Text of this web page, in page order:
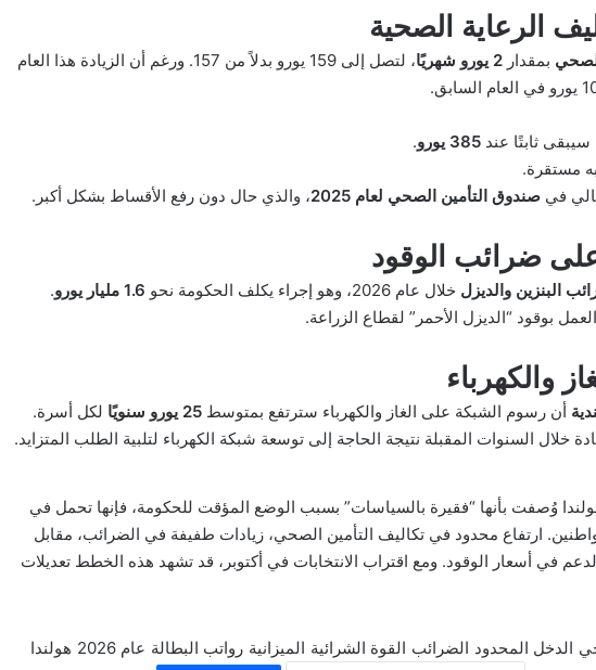
الرعاية الصحية
بمقدار 2 يورو شهريًا
، لتصل إلى 159 يورو بدلاً من 157. ورغم أن الزيادة هذا العام
سيبقى ثابتًا عند 385 يورو
.
مستقرة.
في صندوق التأمين الصحي لعام 2025 ، والذي حال دون رفع الأقساط بشكل أكبر.
ضرائب الوقود
البنزين والديزل خلال عام 2026، وهو إجراء يكلف الحكومة نحو 1.6 مليار يورو
.
بوقود “الديزل الأحمر” لقطاع الزراعة.
والكهرباء
أن رسوم الشبكة على الغاز والكهرباء سترتفع بمتوسط 25 يورو سنويًا
لكل أسرة.
خلال السنوات المقبلة نتيجة الحاجة إلى توسعة شبكة الكهرباء لتلبية الطلب المتزايد.
من أن ميزانية 2026 في هولندا وُصفت بأنها “فقيرة بالسياسات” بسبب الوضع المؤقت للحكومة، فإنها تحمل في
ارتفاع محدود في تكاليف التأمين الصحي، زيادات طفيفة في الضرائب، مقابل
في أسعار الوقود. ومع اقتراب الانتخابات في أكتوبر، قد تشهد هذه الخطط تعديلات
الدخل المحدود الضرائب القوة الشرائية الميزانية رواتب البطالة عام 2026
هولندا